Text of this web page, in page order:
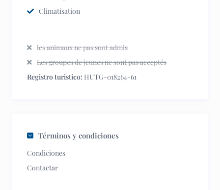
Climatisation
les animaux ne pas sont admis
Les groupes de jeunes ne sont pas acceptés
Registro turistico: HUTG-018264-61
Términos y condiciones
Condiciones
Contactar